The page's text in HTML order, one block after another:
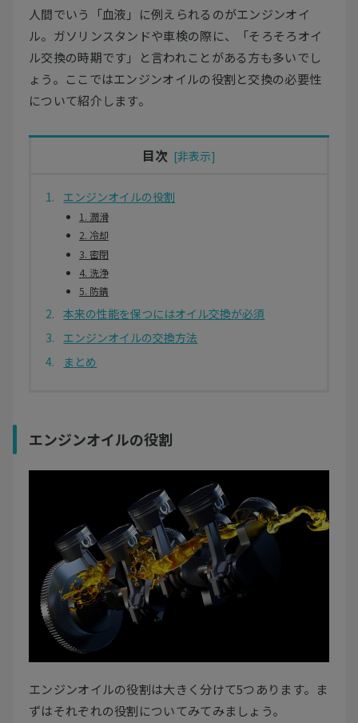
人間でいう「血液」に例えられるのがエンジンオイ
ル。ガソリンスタンドや車検の際に、「そろそろオイ
ル交換の時期です」と言われことがある方も多いでし
ょう。ここではエンジンオイルの役割と交換の必要性
について紹介します。
目次
エンジンオイルの役割
1. 潤滑
2. 冷却
3. 密閉
4. 洗浄
5. 防錆
本来の性能を保つにはオイル交換が必須
エンジンオイルの交換方法
まとめ
エンジンオイルの役割
エンジンオイルの役割は大きく分けて5つあります。ま
ずはそれぞれの役割についてみてみましょう。